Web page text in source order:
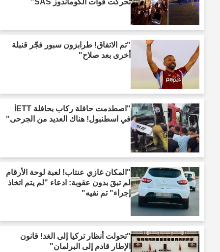
"تم الاتفاق! طرابزون سبور فجّر قنبلة
أخرى بعد صلاح"
"اصطدمت حافلة ركاب بحافلة İETT
في اسطنبول! هناك العديد من الجرحى"
"المكان غازي عنتاب! لعبة لوحة الأرقام
لم تبقَ بدون عقوبة: ادعاء "لم يتم اتخاذ
إجراء" تم نفيه"
"تحولت أنظار تركيا إلى الغد! قانون
الإطار قادم إلى البرلمان"